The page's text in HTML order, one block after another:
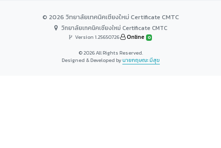
© 2026 วิทยาลัยเทคนิคเชียงใหม่ Certificate CMTC
วิทยาลัยเทคนิคเชียงใหม่ Certificate CMTC
Version 1.25650726 Online 0
© 2026 All Rights Reserved.
Designed & Developed byนายกฤษณะ มีสุข